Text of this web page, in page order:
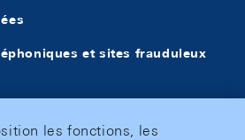
et sites frauduleux
les fonctions, les